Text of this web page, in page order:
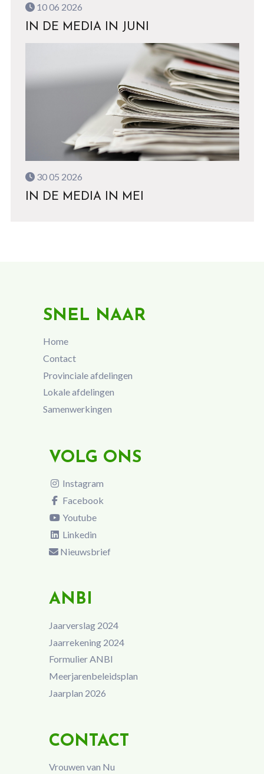
10 06 2026
IN DE MEDIA IN JUNI
30 05 2026
IN DE MEDIA IN MEI
SNEL NAAR
Home
Contact
Provinciale afdelingen
Lokale afdelingen
Samenwerkingen
VOLG ONS
Instagram
Facebook
Youtube
Linkedin
Nieuwsbrief
ANBI
Jaarverslag 2024
Jaarrekening 2024
Formulier ANBI
Meerjarenbeleidsplan
Jaarplan 2026
CONTACT
Vrouwen van Nu